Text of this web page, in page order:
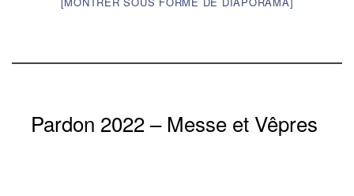
Pardon 2022 – Messe et Vêpres